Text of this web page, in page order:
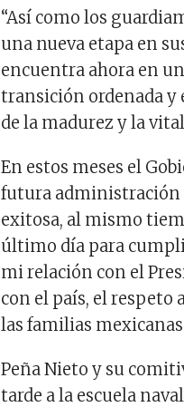
“Así como los
una nueva etapa en
encuentra ahora en
transición ordenada y
de la madurez y la
En estos meses el
futura administración
exitosa, al mismo
último día para
mi relación con el
con el país, el respeto
las familias
Peña Nieto y su
tarde a la escuela